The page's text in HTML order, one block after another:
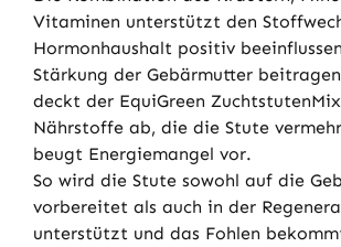
Vitaminen unterstützt den
Hormonhaushalt positiv
Stärkung der Gebärmutter
deckt der EquiGreen
Nährstoffe ab, die die Stute
beugt Energiemangel vor.
So wird die Stute sowohl auf die
vorbereitet als auch in der
unterstützt und das Fohlen